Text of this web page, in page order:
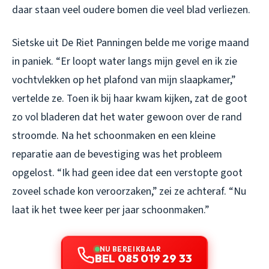
daar staan veel oudere bomen die veel blad verliezen.
Sietske uit De Riet Panningen belde me vorige maand
in paniek. “Er loopt water langs mijn gevel en ik zie
vochtvlekken op het plafond van mijn slaapkamer,”
vertelde ze. Toen ik bij haar kwam kijken, zat de goot
zo vol bladeren dat het water gewoon over de rand
stroomde. Na het schoonmaken en een kleine
reparatie aan de bevestiging was het probleem
opgelost. “Ik had geen idee dat een verstopte goot
zoveel schade kon veroorzaken,” zei ze achteraf. “Nu
laat ik het twee keer per jaar schoonmaken.”
NU BEREIKBAAR
BEL 085 019 29 33